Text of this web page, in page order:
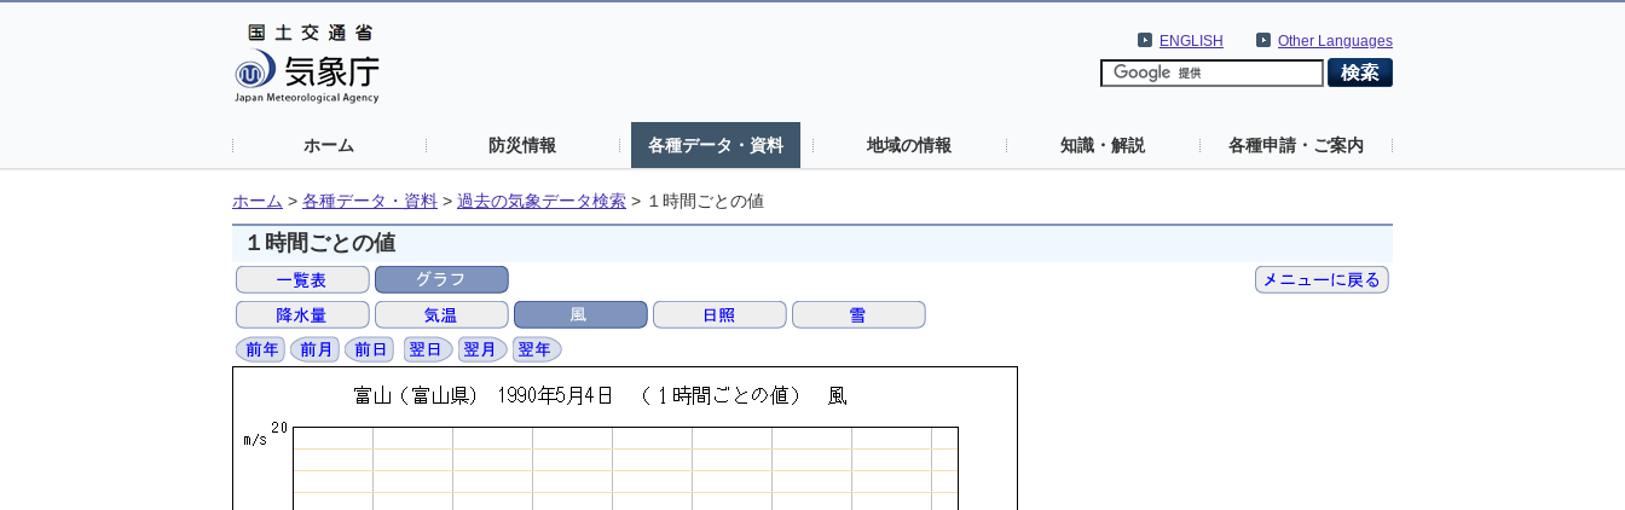
Other Languages
ENGLISH
ホーム 防災情報 各種データ・資料 地域の情報 知識・解説 各種申請・ご案内
ホーム > 各種データ・資料 > 過去の気象データ検索 > １時間ごとの値
１時間ごとの値